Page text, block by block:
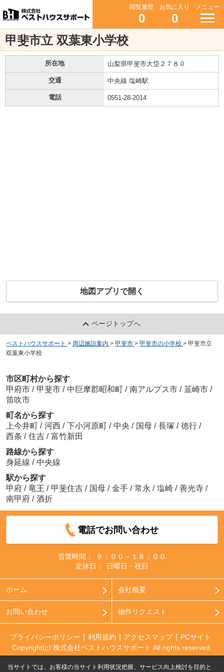
閲覧履歴
0
お気に入り
0
メニュー
甲斐市立 双葉東小学校
所在地 山梨県甲斐市大垈２７８０
交通 中央線 塩崎駅
電話 0551-28-2014
地図アプリで開く
ページトップへ
ベストハウスサポート > 周辺施設案内 > 甲斐市 > 甲斐市の小学校 > 甲斐市立
双葉東小学校
市区町村から探す
甲府市 / 甲斐市 / 中巨摩郡昭和町 / 南アルプス市 / 韮崎市 /
笛吹市
町名から探す
上今井町 / 河西 / 下小河原町 / 中央 / 国母 / 長塚 / 徳行 /
西条 / 住吉 / 富竹新田
路線から探す
身延線 / 中央線
駅から探す
甲府 / 竜王 / 甲斐住吉 / 国母 / 金手 / 常永 / 塩崎 / 善光寺 /
南甲府 / 酒折
電話でお問い合わせ
営業時間：
９：００～１８：００
定休日：
日曜日・祝日
ホーム 会社概要
お問い合わせ 物件リクエスト
プライバシーポリシー 利用規約 アクセスマップ
PCサイト
Copyright(c) 株式会社ベストハウスサポート All rights reserved.
当サイトでは、お客様の当サイト利用状況把握、サービス向上検討を目的と